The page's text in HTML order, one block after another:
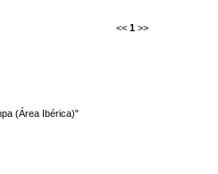
<< 1 >>
(Área Ibérica)"